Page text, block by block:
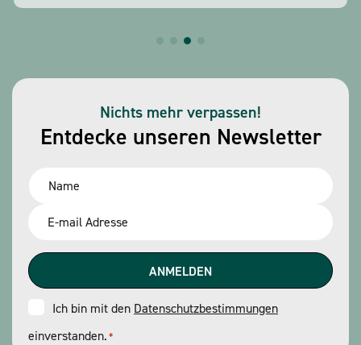
Entdecke unseren Newsletter
Nichts mehr verpassen!
Consent
*
Ich bin mit den Datenschutzbestimmungen
einverstanden.*